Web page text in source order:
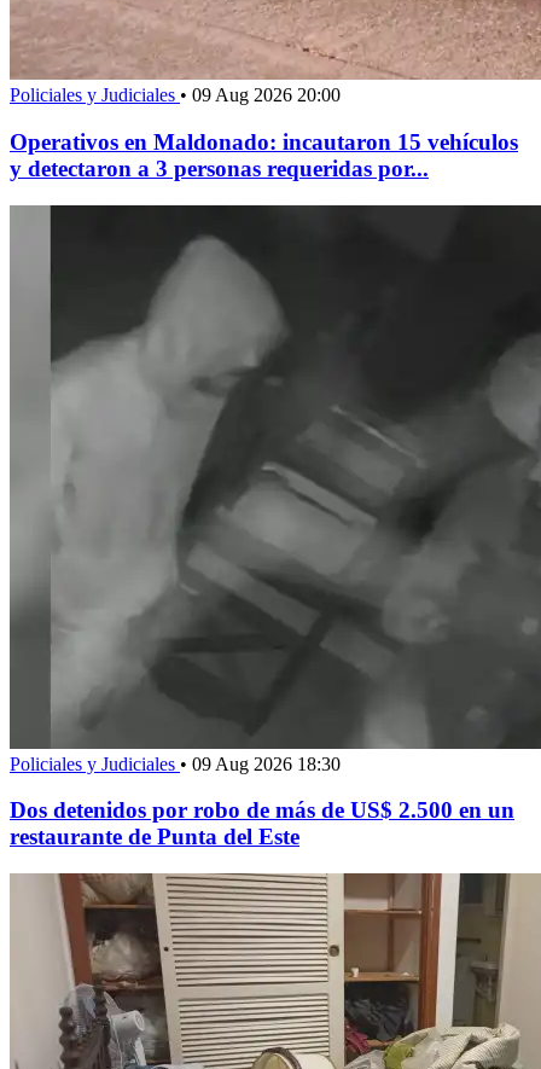
Policiales y Judiciales • 09 Aug 2026 20:00
Operativos en Maldonado: incautaron 15 vehículos
y detectaron a 3 personas requeridas por...
Policiales y Judiciales • 09 Aug 2026 18:30
Dos detenidos por robo de más de US$ 2.500 en un
restaurante de Punta del Este